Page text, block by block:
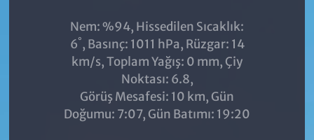
Nem: %94, Hissedilen Sıcaklık:
6°, Basınç: 1011 hPa, Rüzgar: 14
km/s, Toplam Yağış: 0 mm, Çiy
Noktası: 6.8,
Görüş Mesafesi: 10 km, Gün
Doğumu: 7:07, Gün Batımı: 19:20